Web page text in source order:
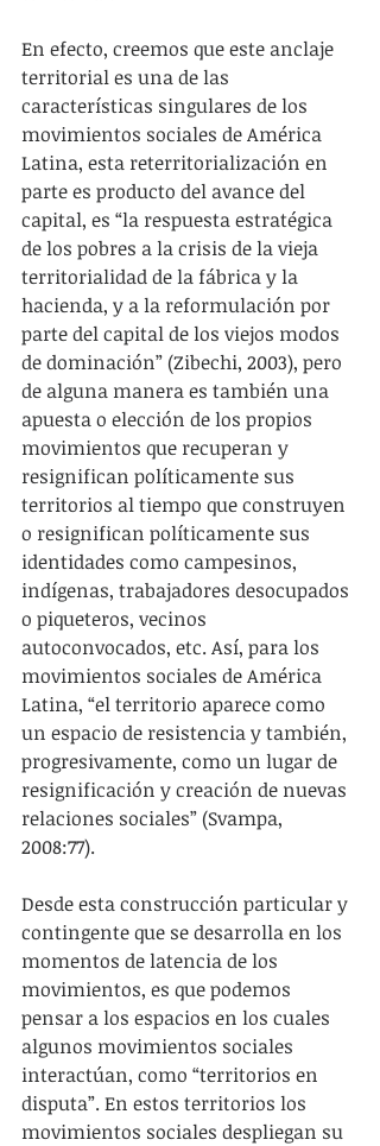
En efecto, creemos que este anclaje
territorial es una de las
características singulares de los
movimientos sociales de América
Latina, esta reterritorialización en
parte es producto del avance del
capital, es “la respuesta estratégica
de los pobres a la crisis de la vieja
territorialidad de la fábrica y la
hacienda, y a la reformulación por
parte del capital de los viejos modos
de dominación” (Zibechi, 2003), pero
de alguna manera es también una
apuesta o elección de los propios
movimientos que recuperan y
resignifican políticamente sus
territorios al tiempo que construyen
o resignifican políticamente sus
identidades como campesinos,
indígenas, trabajadores desocupados
o piqueteros, vecinos
autoconvocados, etc. Así, para los
movimientos sociales de América
Latina, “el territorio aparece como
un espacio de resistencia y también,
progresivamente, como un lugar de
resignificación y creación de nuevas
relaciones sociales” (Svampa,
2008:77).
Desde esta construcción particular y
contingente que se desarrolla en los
momentos de latencia de los
movimientos, es que podemos
pensar a los espacios en los cuales
algunos movimientos sociales
interactúan, como “territorios en
disputa”. En estos territorios los
movimientos sociales despliegan su